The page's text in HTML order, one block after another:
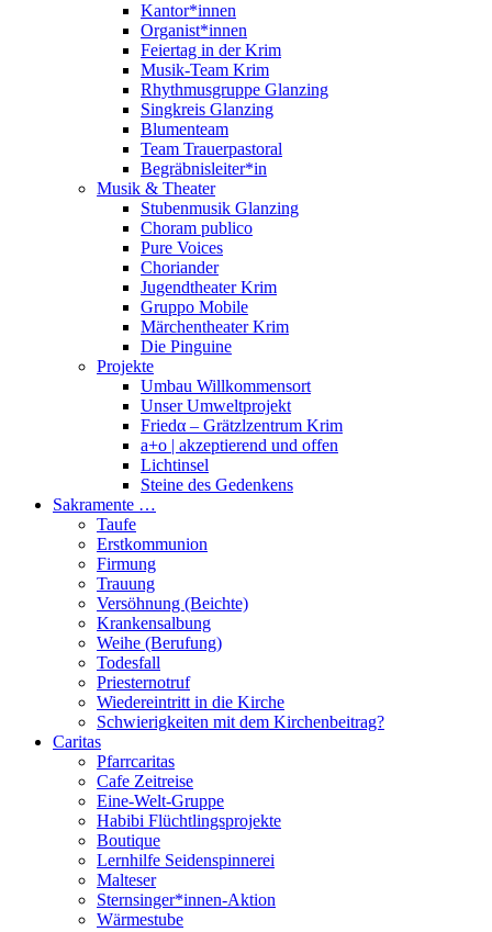
Kantor*innen
Organist*innen
Feiertag in der Krim
Musik-Team Krim
Rhythmusgruppe Glanzing
Singkreis Glanzing
Blumenteam
Team Trauerpastoral
Begräbnisleiter*in
Musik & Theater
Stubenmusik Glanzing
Choram publico
Pure Voices
Choriander
Jugendtheater Krim
Gruppo Mobile
Märchentheater Krim
Die Pinguine
Projekte
Umbau Willkommensort
Unser Umweltprojekt
Friedα – Grätzlzentrum Krim
a+o | akzeptierend und offen
Lichtinsel
Steine des Gedenkens
Sakramente …
Taufe
Erstkommunion
Firmung
Trauung
Versöhnung (Beichte)
Krankensalbung
Weihe (Berufung)
Todesfall
Priesternotruf
Wiedereintritt in die Kirche
Schwierigkeiten mit dem Kirchenbeitrag?
Caritas
Pfarrcaritas
Cafe Zeitreise
Eine-Welt-Gruppe
Habibi Flüchtlingsprojekte
Boutique
Lernhilfe Seidenspinnerei
Malteser
Sternsinger*innen-Aktion
Wärmestube